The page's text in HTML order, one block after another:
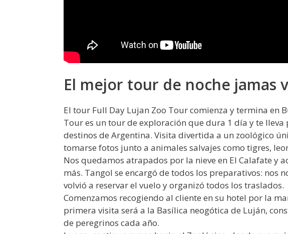
El mejor tour de noche jamas
El tour Full Day Lujan Zoo Tour comienza y termina en
Tour es un tour de exploración que dura 1 día y te lleva
destinos de Argentina. Visita divertida a un zoológico
tomarse fotos junto a animales salvajes como tigres,
Nos quedamos atrapados por la nieve en El Calafate y
más. Tangol se encargó de todos los preparativos: nos
volvió a reservar el vuelo y organizó todos los traslados.
Comenzamos recogiendo al cliente en su hotel por la
primera visita será a la Basílica neogótica de Luján,
de peregrinos cada año.